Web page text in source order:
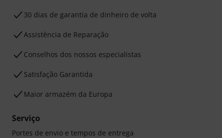
30 dias de garantia de dinheiro de volta
Assistência de Reparação
Conselhos dos nossos especialistas
Satisfação Garantida
Maior armazém da Europa
Serviço
Portes de envio e tempos de entrega